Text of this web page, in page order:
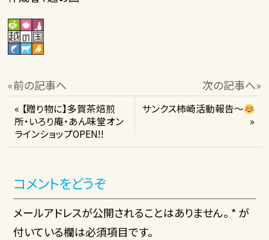
«前の記事へ 次の記事へ»
« 【贈り物に】多賀茶焙煎
所・いろり庵・あん味堂オン
ラインショップOPEN!!
サンクス柿崎活動報告～
»
コメントをどうぞ
メールアドレスが公開されることはありません。 * が
付いている欄は必須項目です。